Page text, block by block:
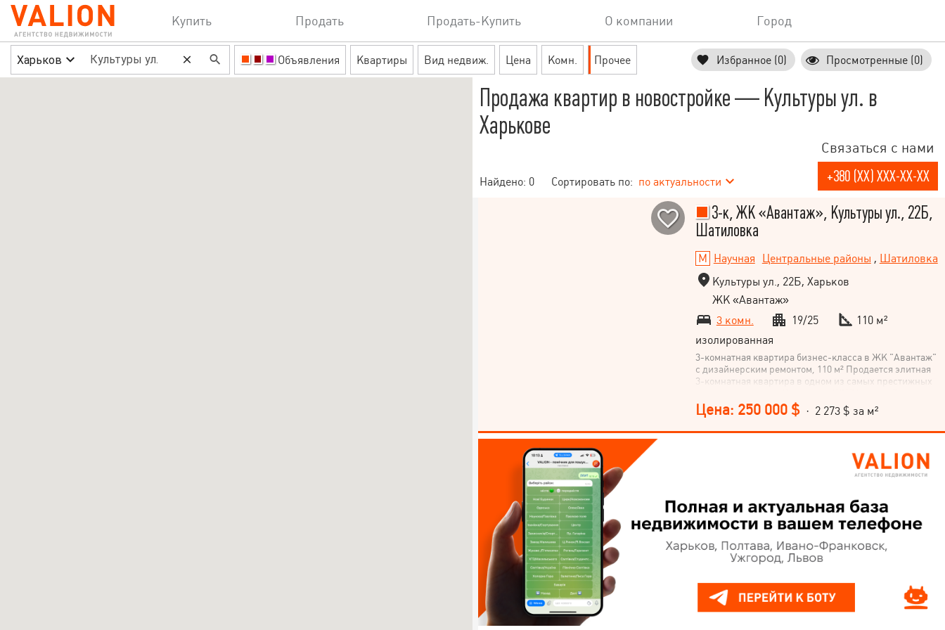
Купить Продать Продать-Купить О компании Город
Харьков Объявления Квартиры Вид недвиж. Цена Комн. Прочее Избранное (0) Просмотренные (0)
Продажа квартир в новостройке — Культуры ул. в
Харькове
Найдено: 0 Сортировать по: по актуальности
Связаться с нами
+380 (XX) XXX-XX-XX
3-к, ЖК «Авантаж», Культуры ул., 22Б,
Шатиловка
Научная Центральные районы , Шатиловка
Культуры ул., 22Б, Харьков
ЖК «Авантаж»
3 комн.
19/25
110 м²
изолированная
3-комнатная квартира бизнес-класса в ЖК "Авантаж"
с дизайнерским ремонтом, 110 м² Продается элитная
3-комнатная квартира в одном из самых престижных
Культуры, 22Б (Шатиловка). Площадь квартиры – 110
м², кухня-студия 45 м². Квартира расположена на 19
этаже 25-этажного дома с потрясающими
Науки. Метро Научная – 2 минуты пешком.
Планирование просторная кухня-студия 45 м² две
отдельные комнаты два санузла сауна Saunax
и комплектация Ремонт 2024 года выполнен по
авторскому дизайнерскому проекту из премиальных
материалов. Отделка и материалы панорамные окна в
пол по всей квартире люстры Maytoni испанский
керамогранит обои Limonta Italia дверь - массив
ясеня к потолку теплые полы по всей квартире
через Wi-Fi (технология «умный дом») Премиальная
сантехника и техника сантехника: Devit, Volle, Grohe
техника: Bosch, Whirlpool, Samsung
Цена: 250 000 $· 2 273 $ за м²